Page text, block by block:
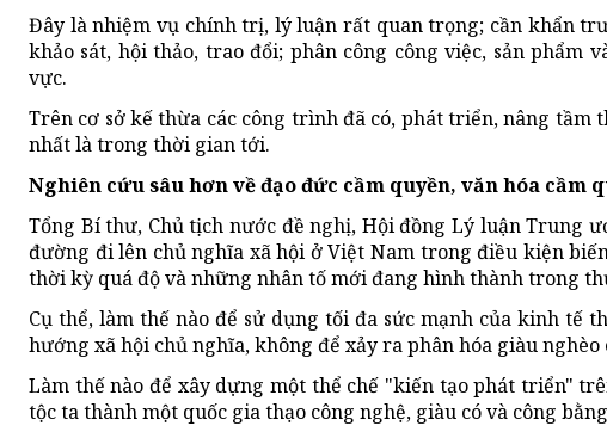
Đây là nhiệm vụ chính trị, lý luận rất quan trọng; cần khẩn
khảo sát, hội thảo, trao đổi; phân công công việc, sản
vực.
Trên cơ sở kế thừa các công trình đã có, phát triển, nâng
nhất là trong thời gian tới.
Nghiên cứu sâu hơn về đạo đức cầm quyền, văn hóa cầm
Tổng Bí thư, Chủ tịch nước đề nghị, Hội đồng Lý luận Trung
đường đi lên chủ nghĩa xã hội ở Việt Nam trong điều kiện
thời kỳ quá độ và những nhân tố mới đang hình thành trong
Cụ thể, làm thế nào để sử dụng tối đa sức mạnh của kinh
hướng xã hội chủ nghĩa, không để xảy ra phân hóa giàu nghèo
Làm thế nào để xây dựng một thể chế "kiến tạo phát triển"
tộc ta thành một quốc gia thạo công nghệ, giàu có và công